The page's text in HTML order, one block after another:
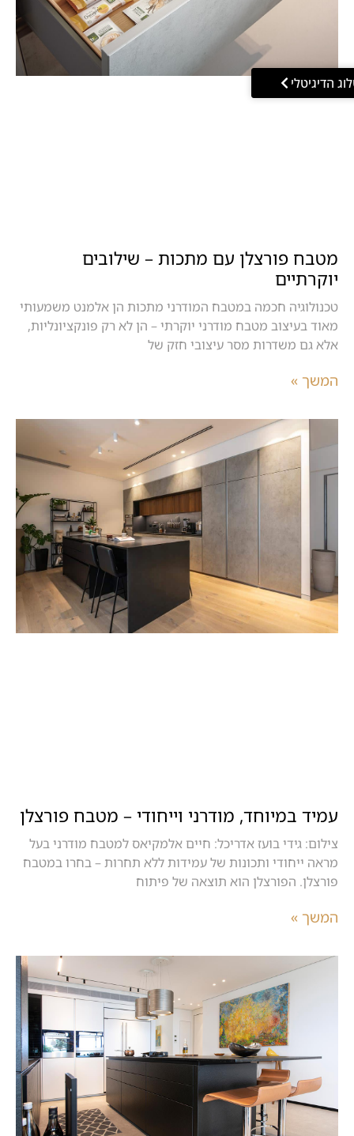
מטבח פורצלן עם מתכות – שילובים
יוקרתיים
טכנולוגיה חכמה במטבח המודרני מתכות הן אלמנט משמעותי
מאוד בעיצוב מטבח מודרני יוקרתי – הן לא רק פונקציונליות,
אלא גם משדרות מסר עיצובי חזק של
המשך »
עמיד במיוחד, מודרני וייחודי – מטבח פורצלן
צילום: גידי בועז אדריכל: חיים אלמקיאס למטבח מודרני בעל
מראה ייחודי ותכונות של עמידות ללא תחרות – בחרו במטבח
פורצלן. הפורצלן הוא תוצאה של פיתוח
המשך »
הדיגיטלי